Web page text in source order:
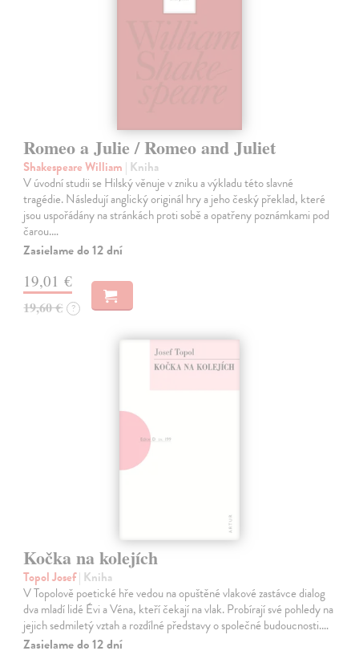
Romeo a Julie / Romeo and Juliet
Shakespeare William | Kniha
V úvodní studii se Hilský věnuje v zniku a výkladu této slavné
tragédie. Následují anglický originál hry a jeho český překlad, které
jsou uspořádány na stránkách proti sobě a opatřeny poznámkami pod
čarou.…
Zasielame do 12 dní
19,01 €
19,60 € ?
Kočka na kolejích
Topol Josef| Kniha
V Topolově poetické hře vedou na opuštěné vlakové zastávce dialog
dva mladí lidé Évi a Véna, kteří čekají na vlak. Probírají své pohledy na
jejich sedmiletý vztah a rozdílné představy o společné budoucnosti.…
Zasielame do 12 dní